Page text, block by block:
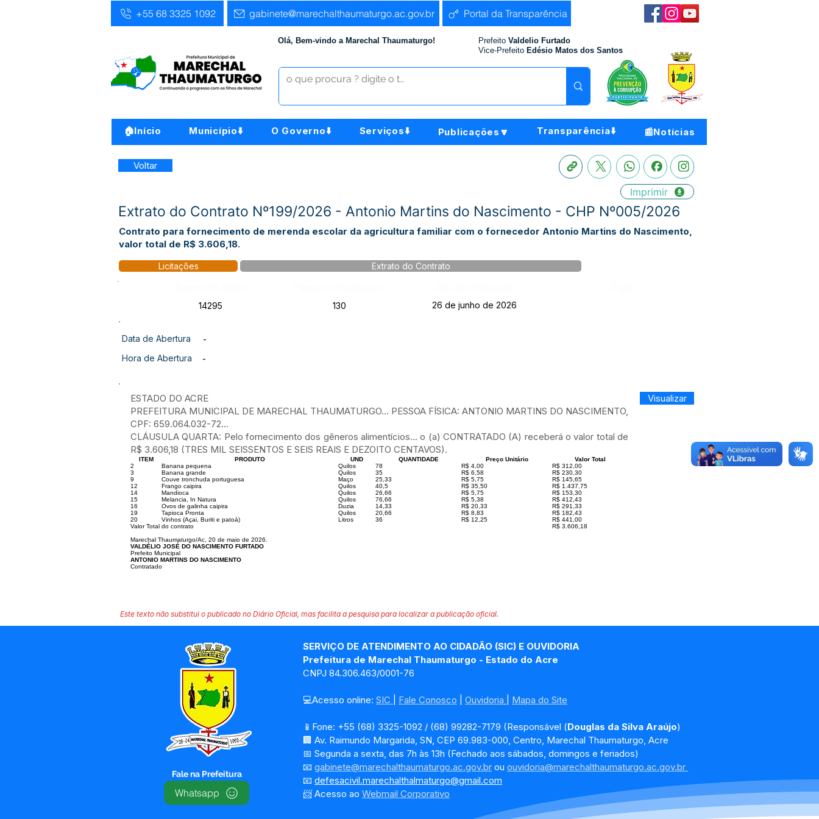
+55 68 3325 1092 gabinete@marechalthaumaturgo.ac.gov.br Portal da Transparência
Olá, Bem-vindo a Marechal Thaumaturgo! Prefeito Valdelio Furtado
Vice-Prefeito Edésio Matos dos Santos
🏠Início Município⬇️ O Governo⬇️ Serviços⬇️ Publicações🔽 Transparência⬇️ 📰Notícias
Voltar
Imprimir
Extrato do Contrato Nº199/2026 - Antonio Martins do Nascimento - CHP Nº005/2026
Contrato para fornecimento de merenda escolar da agricultura familiar com o fornecedor Antonio Martins do Nascimento,
valor total de R$ 3.606,18.
Licitações Extrato do Contrato
14295
130 26 de junho de 2026
Data de Abertura
-
Hora de Abertura
-
ESTADO DO ACRE
PREFEITURA MUNICIPAL DE MARECHAL THAUMATURGO... PESSOA FÍSICA: ANTONIO MARTINS DO NASCIMENTO,
CPF: 659.064.032-72...
CLÁUSULA QUARTA: Pelo fornecimento dos gêneros alimentícios... o (a) CONTRATADO (A) receberá o valor total de
R$ 3.606,18 (TRES MIL SEISSENTOS E SEIS REAIS E DEZOITO CENTAVOS).
ITEM PRODUTO UND QUANTIDADE Preço Unitário
Valor Total
2
Banana pequena Quilos 78 R$ 4,00
R$ 312,00
3
Banana grande Quilos 35 R$ 6,58
R$ 230,30
9
Couve tronchuda portuguesa Maço 25,33 R$ 5,75
R$ 145,65
12
Frango caipira Quilos 40,5 R$ 35,50
R$ 1.437,75
14
Mandioca Quilos 26,66 R$ 5,75
R$ 153,30
15
Melancia, In Natura Quilos 76,66 R$ 5,38
R$ 412,43
16
Ovos de galinha caipira Duzia 14,33 R$ 20,33
R$ 291,33
19
Tapioca Pronta Quilos 20,66 R$ 8,83
R$ 182,43
20
Vinhos (Açai, Buriti e patoá) Litros 36 R$ 12,25
R$ 441,00
Valor Total do contrato
R$ 3.606,18
Marechal Thaumaturgo/Ac, 20 de maio de 2026.
VALDÉLIO JOSÉ DO NASCIMENTO FURTADO
Prefeito Municipal
ANTONIO MARTINS DO NASCIMENTO
Contratado
Visualizar
Este texto não substitui o publicado no Diário Oficial, mas facilita a pesquisa para localizar a publicação oficial.
Fale na Prefeitura
Whatsapp
SERVIÇO DE ATENDIMENTO AO CIDADÃO (SIC) E OUVIDORIA
Prefeitura de Marechal Thaumaturgo - Estado do Acre
CNPJ 84.306.463/0001-76
💻Acesso online: SIC Fale Conosco Ouvidoria Mapa do Site
📱Fone: +55 (68) 3325-1092 / (68) 99282-7179 (Responsável (Douglas da Silva Araújo)
🏢 Av. Raimundo Margarida, SN, CEP 69.983-000, Centro, Marechal Thaumaturgo, Acre
📅 Segunda a sexta, das 7h às 13h (Fechado aos sábados, domingos e feriados)
📧 gabinete@marechalthaumaturgo.ac.gov.br ou ouvidoria@marechalthaumaturgo.ac.gov.br
📧 defesacivil.marechalthalmaturgo@gmail.com
📨 Acesso ao Webmail Corporativo